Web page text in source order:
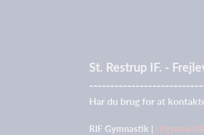
St. Restrup IF. -
Har du brug for at
RIF Gymnastik |